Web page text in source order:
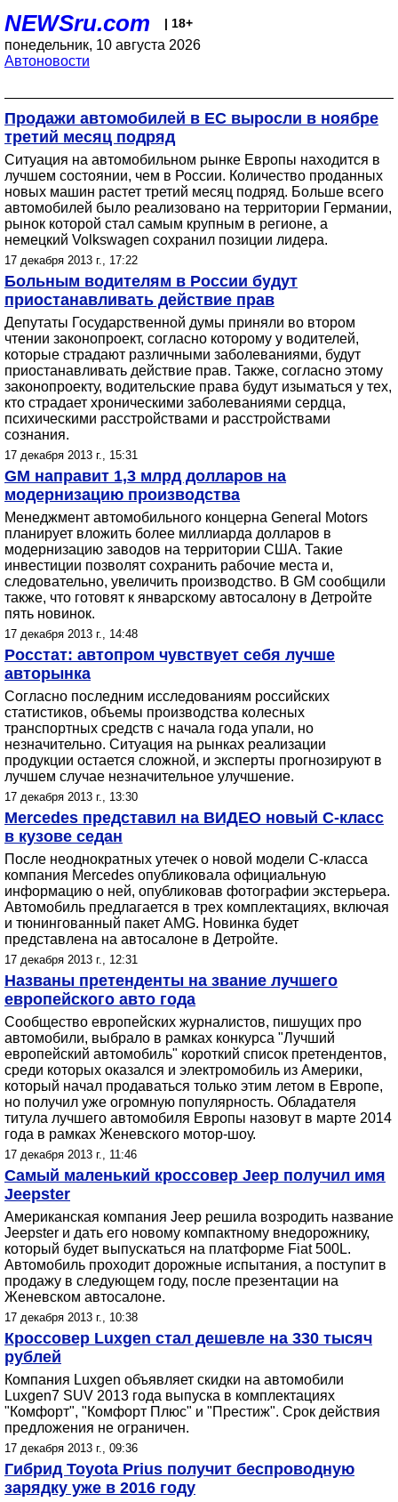
NEWSru.com | 18+
понедельник, 10 августа 2026
Автоновости
Продажи автомобилей в ЕС выросли в ноябре
третий месяц подряд
Ситуация на автомобильном рынке Европы находится в
лучшем состоянии, чем в России. Количество проданных
новых машин растет третий месяц подряд. Больше всего
автомобилей было реализовано на территории Германии,
рынок которой стал самым крупным в регионе, а
немецкий Volkswagen сохранил позиции лидера.
17 декабря 2013 г., 17:22
Больным водителям в России будут
приостанавливать действие прав
Депутаты Государственной думы приняли во втором
чтении законопроект, согласно которому у водителей,
которые страдают различными заболеваниями, будут
приостанавливать действие прав. Также, согласно этому
законопроекту, водительские права будут изыматься у тех,
кто страдает хроническими заболеваниями сердца,
психическими расстройствами и расстройствами
сознания.
17 декабря 2013 г., 15:31
GM направит 1,3 млрд долларов на
модернизацию производства
Менеджмент автомобильного концерна General Motors
планирует вложить более миллиарда долларов в
модернизацию заводов на территории США. Такие
инвестиции позволят сохранить рабочие места и,
следовательно, увеличить производство. В GM сообщили
также, что готовят к январскому автосалону в Детройте
пять новинок.
17 декабря 2013 г., 14:48
Росстат: автопром чувствует себя лучше
авторынка
Согласно последним исследованиям российских
статистиков, объемы производства колесных
транспортных средств с начала года упали, но
незначительно. Ситуация на рынках реализации
продукции остается сложной, и эксперты прогнозируют в
лучшем случае незначительное улучшение.
17 декабря 2013 г., 13:30
Mercedes представил на ВИДЕО новый C-класс
в кузове седан
После неоднократных утечек о новой модели С-класса
компания Mercedes опубликовала официальную
информацию о ней, опубликовав фотографии экстерьера.
Автомобиль предлагается в трех комплектациях, включая
и тюнингованный пакет AMG. Новинка будет
представлена на автосалоне в Детройте.
17 декабря 2013 г., 12:31
Названы претенденты на звание лучшего
европейского авто года
Сообщество европейских журналистов, пишущих про
автомобили, выбрало в рамках конкурса "Лучший
европейский автомобиль" короткий список претендентов,
среди которых оказался и электромобиль из Америки,
который начал продаваться только этим летом в Европе,
но получил уже огромную популярность. Обладателя
титула лучшего автомобиля Европы назовут в марте 2014
года в рамках Женевского мотор-шоу.
17 декабря 2013 г., 11:46
Самый маленький кроссовер Jeep получил имя
Jeepster
Американская компания Jeep решила возродить название
Jeepster и дать его новому компактному внедорожнику,
который будет выпускаться на платформе Fiat 500L.
Автомобиль проходит дорожные испытания, а поступит в
продажу в следующем году, после презентации на
Женевском автосалоне.
17 декабря 2013 г., 10:38
Кроссовер Luxgen стал дешевле на 330 тысяч
рублей
Компания Luxgen объявляет скидки на автомобили
Luxgen7 SUV 2013 года выпуска в комплектациях
"Комфорт", "Комфорт Плюс" и "Престиж". Срок действия
предложения не ограничен.
17 декабря 2013 г., 09:36
Гибрид Toyota Prius получит беспроводную
зарядку уже в 2016 году